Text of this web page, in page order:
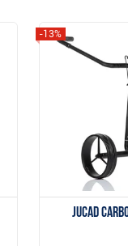
JuCad
-13%